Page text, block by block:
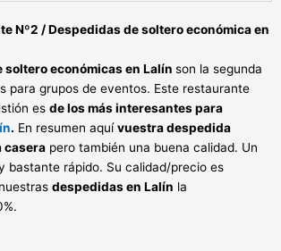
Nº2 / Despedidas de soltero económica en
soltero económicas en Lalín son la segunda
para grupos de eventos. Este restaurante
es de los más interesantes para
. En resumen aquívuestra despedida
casera pero también una buena calidad. Un
bastante rápido. Su calidad/precio es
despedidas en Lalín la